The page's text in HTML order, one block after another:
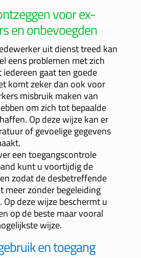
voor ex-
en onbevoegden
uit dienst treed kan
eens problemen met zich
iedereen gaat ten goede
komt zeker dan ook voor
misbruik maken van
om zich tot bepaalde
Op deze wijze kan er
of gevoelige gegevens
een toegangscontrole
kunt u voortijdig de
zodat de desbetreffende
meer zonder begeleiding
Op deze wijze beschermt u
op de beste maar vooral
wijze.
en toegang